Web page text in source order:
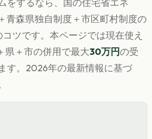
をするなら、国の住宅省エネ
青森県独自制度＋市区町村制度の
ツです。 本ページでは現在使え
県＋市の併用で最大30万円の受
。 2026年の最新情報に基づ